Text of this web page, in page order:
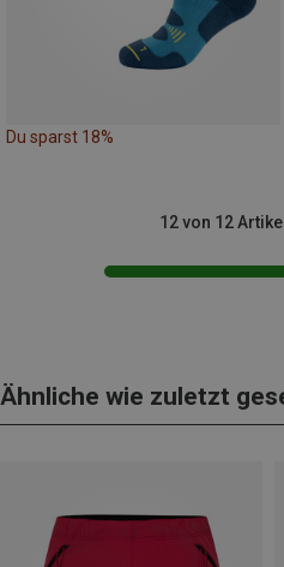
Du sparst 18%
12 von 12
Ähnliche wie zuletzt